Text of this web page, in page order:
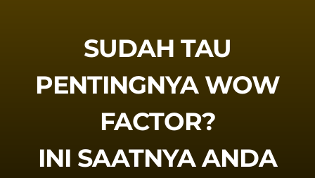
SUDAH TAU
PENTINGNYA WOW
FACTOR?
INI SAATNYA ANDA